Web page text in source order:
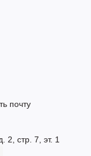
почту
2, стр. 7, эт. 1